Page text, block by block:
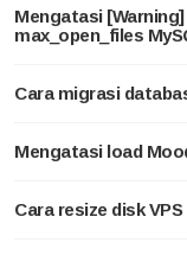
Mengatasi
max_open_files
Cara migrasi
Mengatasi load
Cara resize disk